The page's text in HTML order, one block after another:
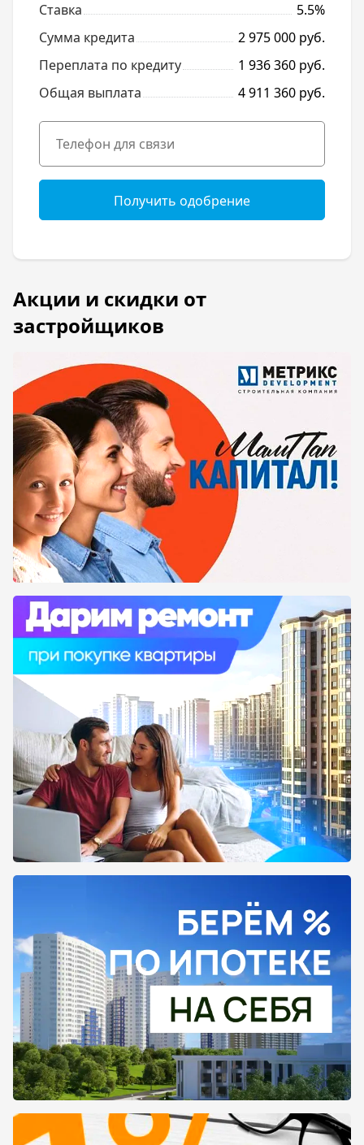
Ставка
5.5%
Сумма кредита
2 975 000 руб.
Переплата по кредиту
1 936 360 руб.
Общая выплата
4 911 360 руб.
Получить одобрение